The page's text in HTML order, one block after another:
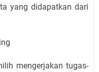
yang didapatkan dari
mengerjakan tugas-